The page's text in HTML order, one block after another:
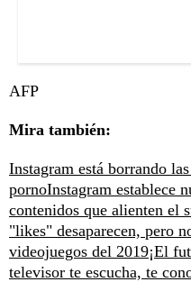
AFP
Mira también:
Instagram está borrando
pornoInstagram establece
contenidos que alienten el
"likes" desaparecen, pero
videojuegos del 2019¡El
televisor te escucha, te